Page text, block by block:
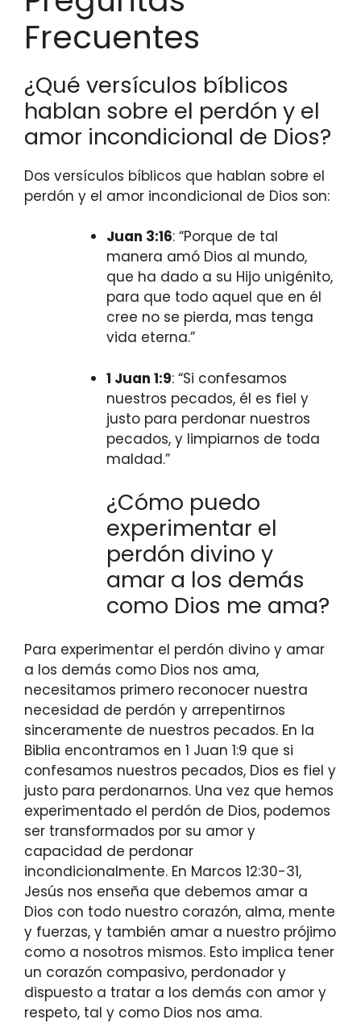
Frecuentes
¿Qué versículos bíblicos
hablan sobre el perdón y el
amor incondicional de Dios?
Dos versículos bíblicos que hablan sobre el
perdón y el amor incondicional de Dios son:
Juan 3:16: “Porque de tal
manera amó Dios al mundo,
que ha dado a su Hijo unigénito,
para que todo aquel que en él
cree no se pierda, mas tenga
vida eterna.”
1 Juan 1:9: “Si confesamos
nuestros pecados, él es fiel y
justo para perdonar nuestros
pecados, y limpiarnos de toda
maldad.”
¿Cómo puedo
experimentar el
perdón divino y
amar a los demás
como Dios me ama?
Para experimentar el perdón divino y amar
a los demás como Dios nos ama,
necesitamos primero reconocer nuestra
necesidad de perdón y arrepentirnos
sinceramente de nuestros pecados. En la
Biblia encontramos en 1 Juan 1:9 que si
confesamos nuestros pecados, Dios es fiel y
justo para perdonarnos. Una vez que hemos
experimentado el perdón de Dios, podemos
ser transformados por su amor y
capacidad de perdonar
incondicionalmente. En Marcos 12:30-31,
Jesús nos enseña que debemos amar a
Dios con todo nuestro corazón, alma, mente
y fuerzas, y también amar a nuestro prójimo
como a nosotros mismos. Esto implica tener
un corazón compasivo, perdonador y
dispuesto a tratar a los demás con amor y
respeto, tal y como Dios nos ama.